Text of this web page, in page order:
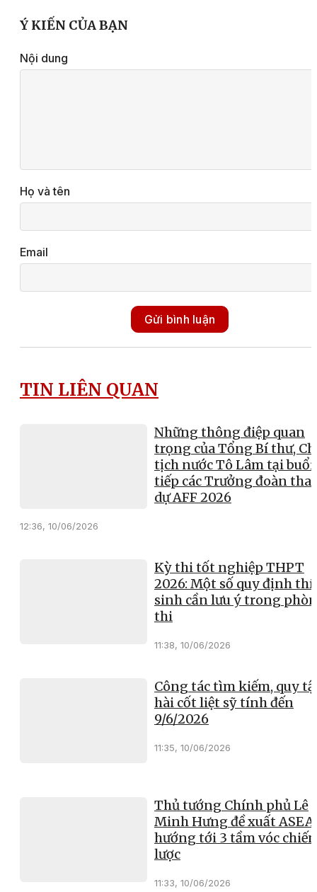
Ý KIẾN CỦA BẠN
Nội dung
Họ và tên
Email
Gửi bình luận
TIN LIÊN QUAN
Những thông điệp quan
trọng của Tổng Bí thư,
tịch nước Tô Lâm tại buổi
tiếp các Trưởng đoàn
dự AFF 2026
12:36, 10/06/2026
Kỳ thi tốt nghiệp THPT
2026: Một số quy định thí
sinh cần lưu ý trong
thi
11:38, 10/06/2026
Công tác tìm kiếm, quy
hài cốt liệt sỹ tính đến
9/6/2026
11:35, 10/06/2026
Thủ tướng Chính phủ Lê
Minh Hưng đề xuất
hướng tới 3 tầm vóc chiến
lược
11:33, 10/06/2026